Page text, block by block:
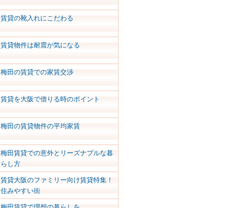
賃貸の靴入れにこだわる
賃貸物件は耐震が気になる
梅田の賃貸での家賃交渉
賃貸を大阪で借りる時のポイント
梅田の賃貸物件の平均家賃
梅田賃貸での意外とリーズナブルな暮
らし方
賃貸大阪のファミリー向け賃貸特集！
住みやすい街